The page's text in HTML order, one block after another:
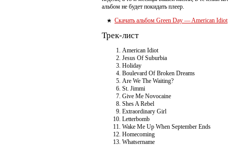
альбом не будет покидать плеер.
Скачать альбом Green Day — American Idiot
Трек-лист
American Idiot
Jesus Of Suburbia
Holiday
Boulevard Of Broken Dreams
Are We The Waiting?
St. Jimmi
Give Me Novocaine
Shes A Rebel
Extraordinary Girl
Letterbomb
Wake Me Up When September Ends
Homecoming
Whatsername